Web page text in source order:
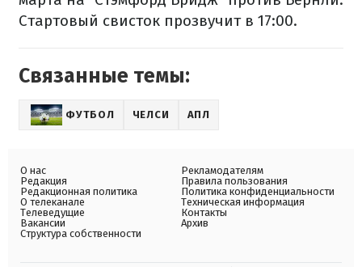
Стартовый свисток прозвучит в 17:00.
Связанные темы:
ФУТБОЛ ЧЕЛСИ АПЛ
О нас
Редакция
Редакционная политика
О телеканале
Телеведущие
Вакансии
Структура собственности
Рекламодателям
Правила пользования
Политика конфиденциальности
Техническая информация
Контакты
Архив